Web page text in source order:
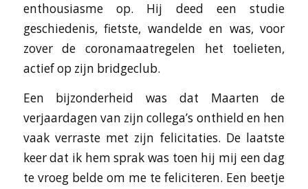
enthousiasme op. Hij deed een studie
geschiedenis, fietste, wandelde en was, voor
zover de coronamaatregelen het toelieten,
actief op zijn bridgeclub.
Een bijzonderheid was dat Maarten de
verjaardagen van zijn collega’s onthield en hen
vaak verraste met zijn felicitaties. De laatste
keer dat ik hem sprak was toen hij mij een dag
te vroeg belde om me te feliciteren. Een beetje